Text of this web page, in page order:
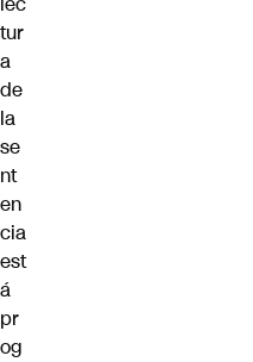
tur
a
de
la
se
nt
en
cia
est
á
pr
og